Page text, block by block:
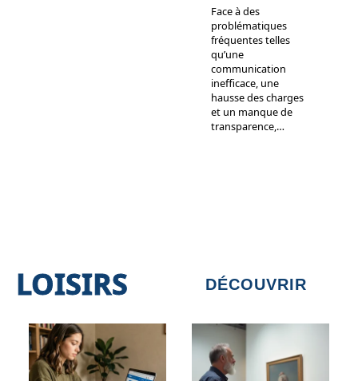
Face à des
problématiques
fréquentes telles
qu’une
communication
inefficace, une
hausse des charges
et un manque de
transparence,…
LOISIRS DÉCOUVRIR